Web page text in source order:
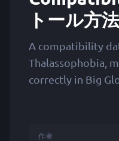
トール方法
A compatibility
Thalassophobia,
correctly in Big
作者